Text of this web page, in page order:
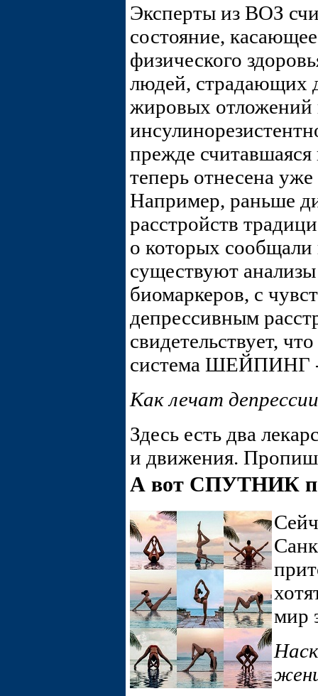
Эксперты из ВОЗ
состояние,
физического
людей, страдающих
жировых отложений
прежде
теперь отнесена
Например, раньше
расстройств
о которых
существуют
биомаркеров, с
депрессивным
свидетельствует,
система ШЕЙПИНГ -
Как лечат
Здесь есть два
и движения.
А вот СПУТНИК
мир